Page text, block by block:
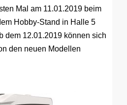
Mal am 11.01.2019 beim
Hobby-Stand in Halle 5
dem 12.01.2019 können sich
den neuen Modellen